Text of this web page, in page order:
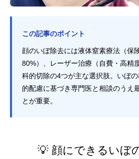
この記事のポイント
顔のいぼ除去には液体窒素療法（保
80%）、レーザー治療（自費・高精
科的切除の4つが主な選択肢。いぼ
的配慮に基づき専門医と相談のうえ
とが重要。
💡 顔にできるいぼ